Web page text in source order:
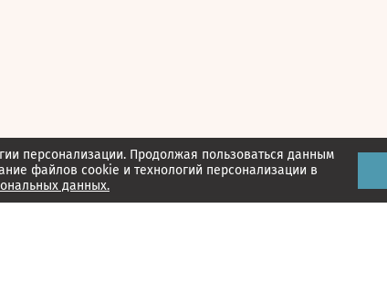
персонализации. Продолжая пользоваться данным
файлов cookie и технологий персонализации в
данных.